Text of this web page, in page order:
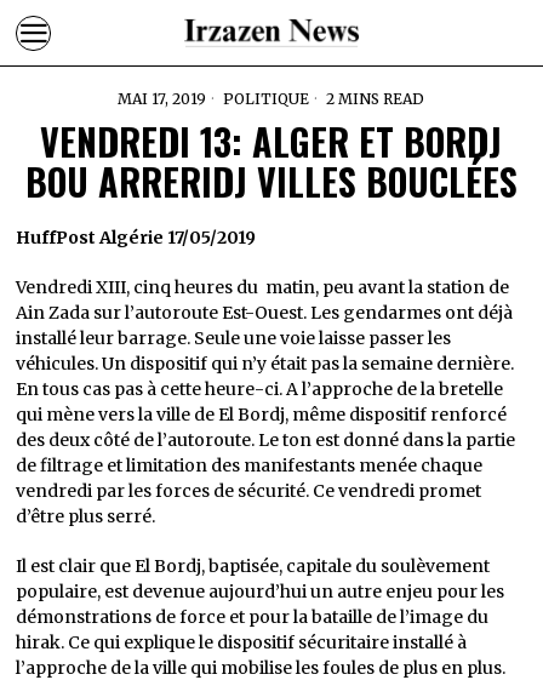
MAI 17, 2019 POLITIQUE 2 MINS READ
VENDREDI 13: ALGER ET BORDJ
BOU ARRERIDJ VILLES BOUCLÉES
HuffPost Algérie 17/05/2019
Vendredi XIII, cinq heures du matin, peu avant la station de
Ain Zada sur l’autoroute Est-Ouest. Les gendarmes ont déjà
installé leur barrage. Seule une voie laisse passer les
véhicules. Un dispositif qui n’y était pas la semaine dernière.
En tous cas pas à cette heure-ci. A l’approche de la bretelle
qui mène vers la ville de El Bordj, même dispositif renforcé
des deux côté de l’autoroute. Le ton est donné dans la partie
de filtrage et limitation des manifestants menée chaque
vendredi par les forces de sécurité. Ce vendredi promet
d’être plus serré.
Il est clair que El Bordj, baptisée, capitale du soulèvement
populaire, est devenue aujourd’hui un autre enjeu pour les
démonstrations de force et pour la bataille de l’image du
hirak. Ce qui explique le dispositif sécuritaire installé à
l’approche de la ville qui mobilise les foules de plus en plus.